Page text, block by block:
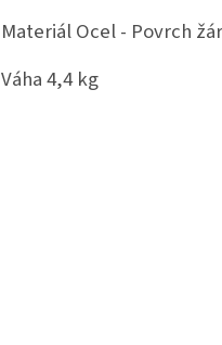
MateriálOcel - Povrch
Váha4,4 kg